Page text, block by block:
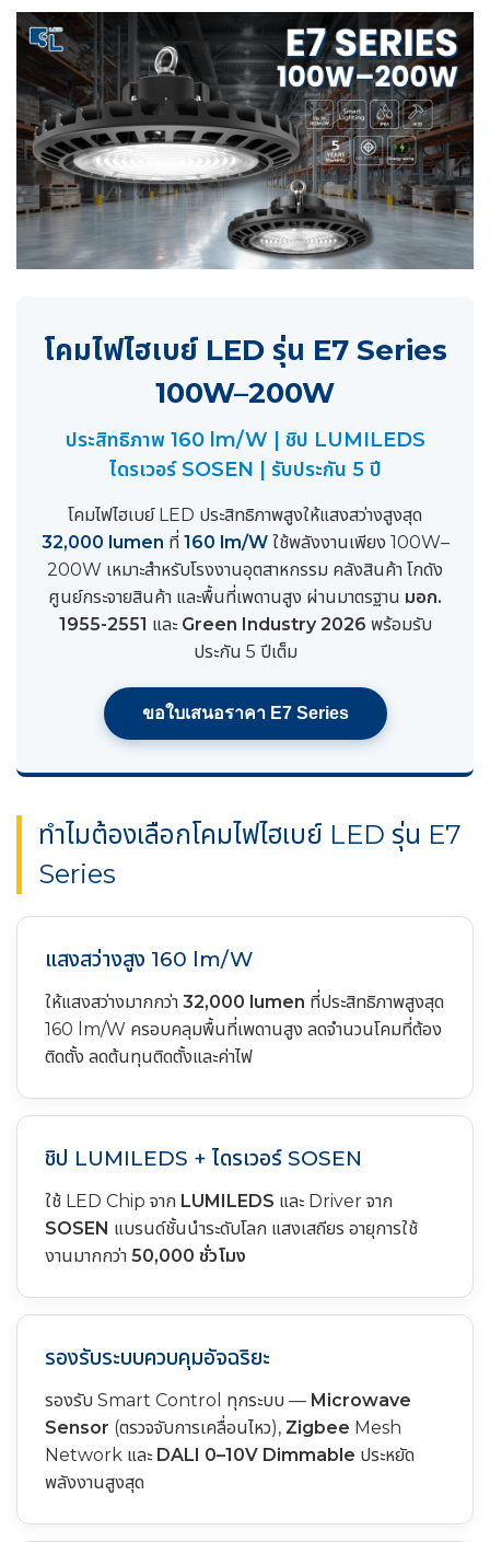
โคมไฟไฮเบย์ LED รุ่น E7 Series
100W–200W
ประสิทธิภาพ 160 lm/W | ชิป LUMILEDS
ไดรเวอร์ SOSEN | รับประกัน 5 ปี
โคมไฟไฮเบย์ LED ประสิทธิภาพสูงให้แสงสว่างสูงสุด
32,000 lumen ที่ 160 lm/Wใช้พลังงานเพียง 100W–
200W เหมาะสำหรับโรงงานอุตสาหกรรม คลังสินค้า โกดัง
ศูนย์กระจายสินค้า และพื้นที่เพดานสูง ผ่านมาตรฐาน มอก.
1955-2551 และ Green Industry 2026 พร้อมรับ
ประกัน 5 ปีเต็ม
ขอใบเสนอราคา E7 Series
ทำไมต้องเลือกโคมไฟไฮเบย์ LED รุ่น E7
Series
แสงสว่างสูง 160 lm/W
ให้แสงสว่างมากกว่า 32,000 lumen ที่ประสิทธิภาพสูงสุด
160 lm/W ครอบคลุมพื้นที่เพดานสูง ลดจำนวนโคมที่ต้อง
ติดตั้ง ลดต้นทุนติดตั้งและค่าไฟ
ชิป LUMILEDS + ไดรเวอร์ SOSEN
ใช้ LED Chip จาก LUMILEDS และ Driver จาก
SOSEN แบรนด์ชั้นนำระดับโลก แสงเสถียร อายุการใช้
งานมากกว่า 50,000 ชั่วโมง
รองรับระบบควบคุมอัจฉริยะ
รองรับ Smart Control ทุกระบบ — Microwave
Sensor (ตรวจจับการเคลื่อนไหว), Zigbee Mesh
Network และ DALI 0–10V Dimmable ประหยัด
พลังงานสูงสุด